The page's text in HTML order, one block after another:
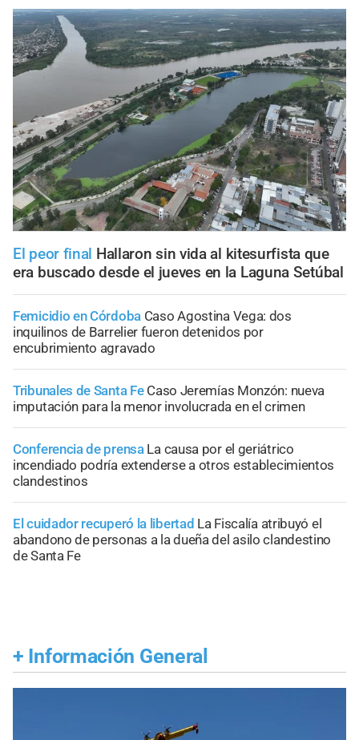
El peor final Hallaron sin vida al kitesurfista que
era buscado desde el jueves en la Laguna Setúbal
Femicidio en Córdoba Caso Agostina Vega: dos
inquilinos de Barrelier fueron detenidos por
encubrimiento agravado
Tribunales de Santa Fe Caso Jeremías Monzón: nueva
imputación para la menor involucrada en el crimen
Conferencia de prensa La causa por el geriátrico
incendiado podría extenderse a otros establecimientos
clandestinos
El cuidador recuperó la libertad La Fiscalía atribuyó el
abandono de personas a la dueña del asilo clandestino
de Santa Fe
+ Información General